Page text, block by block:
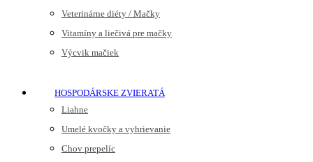
Veterinárne diéty / Mačky
Vitamíny a liečivá pre mačky
Výcvik mačiek
HOSPODÁRSKE ZVIERATÁ
Liahne
Umelé kvočky a vyhrievanie
Chov prepelíc